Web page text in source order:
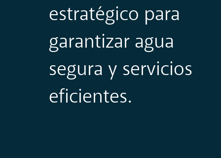
estratégico para
garantizar agua
segura y servicios
eficientes.